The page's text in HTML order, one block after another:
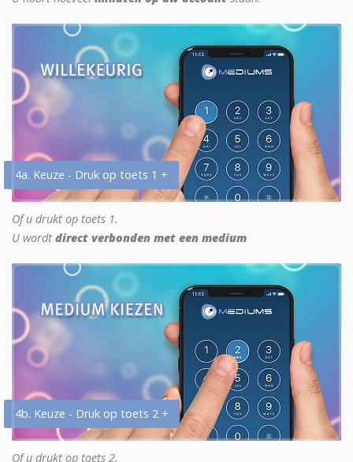
4a. Keuze - Druk op toets 1 +
Of u drukt op toets 1.
U wordt direct verbonden met een medium
4b. Keuze - Druk op toets 2 +
Of u drukt op toets 2.